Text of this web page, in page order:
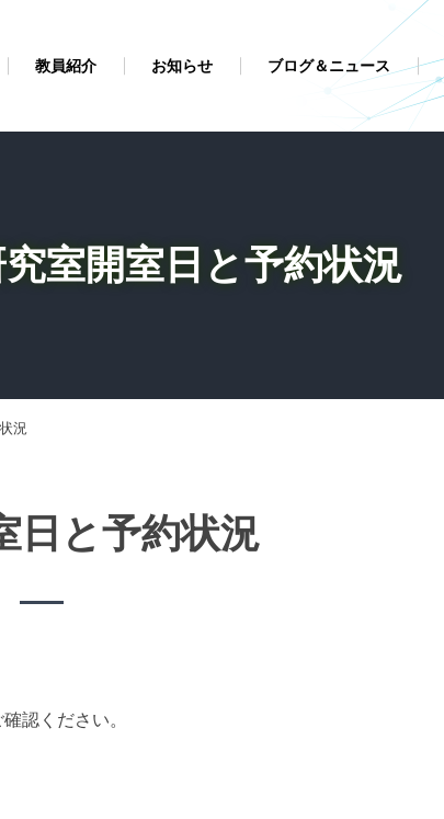
教員紹介 お知らせ ブログ＆ニュース
室開室日と予約状況
況
日と予約状況
認ください。